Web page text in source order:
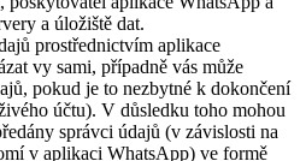
a úložiště dat.
prostřednictvím aplikace
vy sami, případně vás může
pokud je to nezbytné k dokončení
účtu). V důsledku toho mohou
správci údajů (v závislosti na
v aplikaci WhatsApp) ve formě